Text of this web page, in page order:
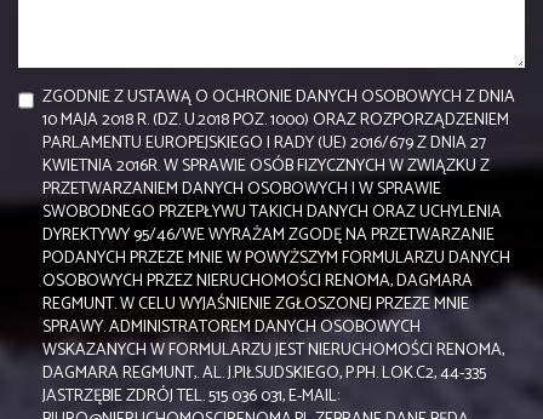
ZGODNIE Z USTAWĄ O OCHRONIE DANYCH OSOBOWYCH Z DNIA
10 MAJA 2018 R. (DZ. U.2018 POZ. 1000) ORAZ ROZPORZĄDZENIEM
PARLAMENTU EUROPEJSKIEGO I RADY (UE) 2016/679 Z DNIA 27
KWIETNIA 2016R. W SPRAWIE OSÓB FIZYCZNYCH W ZWIĄZKU Z
PRZETWARZANIEM DANYCH OSOBOWYCH I W SPRAWIE
SWOBODNEGO PRZEPŁYWU TAKICH DANYCH ORAZ UCHYLENIA
DYREKTYWY 95/46/WE WYRAŻAM ZGODĘ NA PRZETWARZANIE
PODANYCH PRZEZE MNIE W POWYŻSZYM FORMULARZU DANYCH
OSOBOWYCH PRZEZ NIERUCHOMOŚCI RENOMA, DAGMARA
REGMUNT. W CELU WYJAŚNIENIE ZGŁOSZONEJ PRZEZE MNIE
SPRAWY. ADMINISTRATOREM DANYCH OSOBOWYCH
WSKAZANYCH W FORMULARZU JEST NIERUCHOMOŚCI RENOMA,
DAGMARA REGMUNT,. AL. J.PIŁSUDSKIEGO, P.PH. LOK.C2, 44-335
JASTRZĘBIE ZDRÓJ TEL. 515 036 031, E-MAIL: